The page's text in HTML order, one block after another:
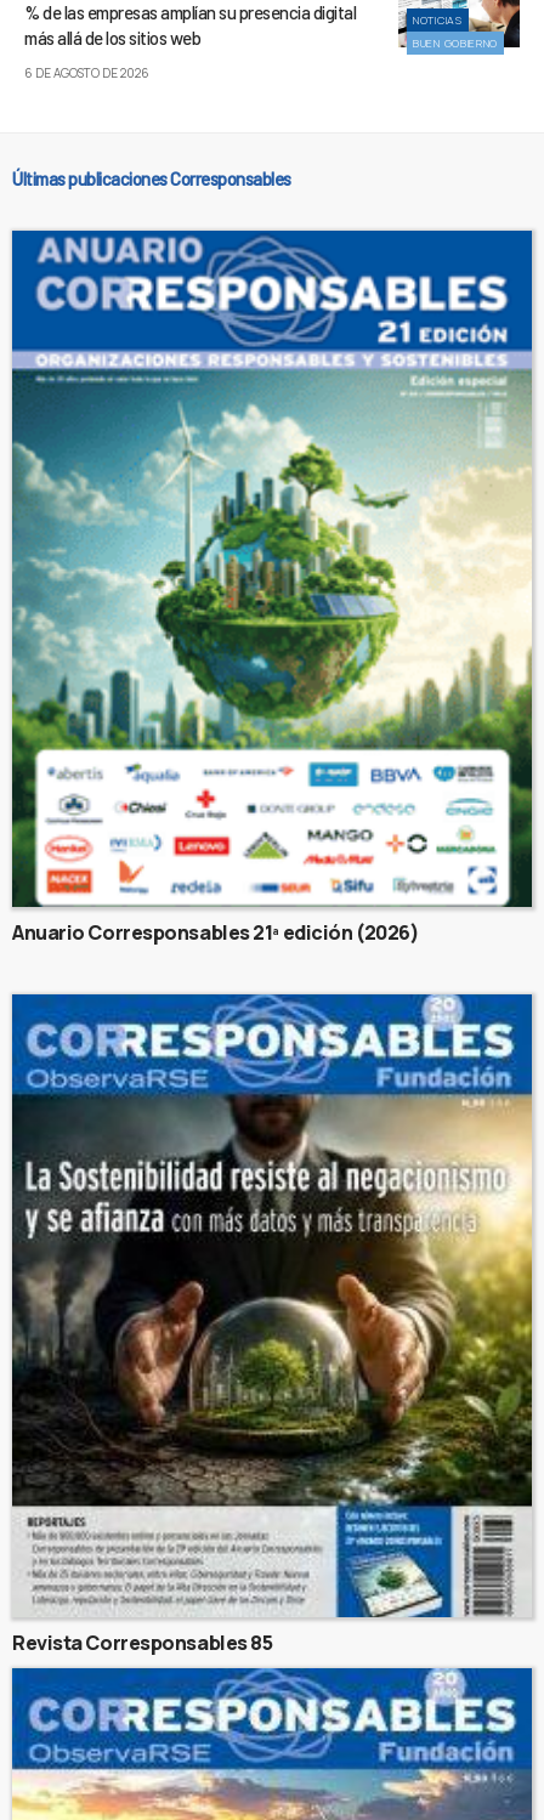
NOTICIAS
BUEN GOBIERNO
% de las empresas amplían su presencia digital
más allá de los sitios web
6 DE AGOSTO DE 2026
Últimas publicaciones Corresponsables
Anuario Corresponsables 21ª edición (2026)
Revista Corresponsables 85